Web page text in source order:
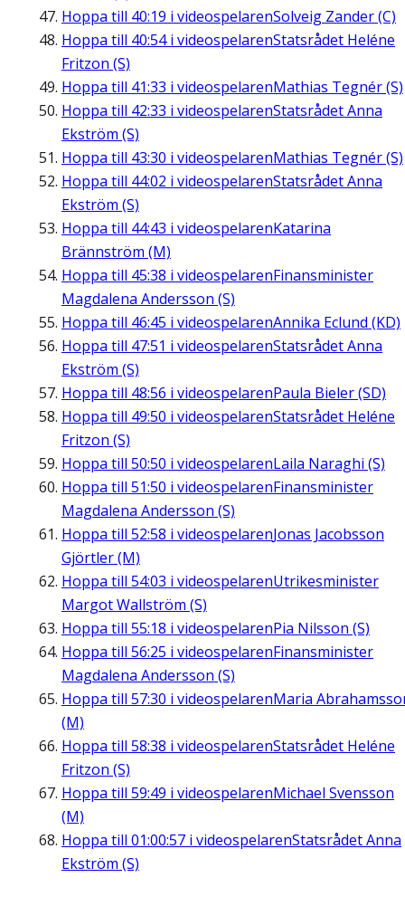
Hoppa till 40:19 i videospelarenSolveig Zander (C)
Hoppa till 40:54i videospelarenStatsrådet Heléne
Fritzon (S)
Hoppa till 41:33 i videospelarenMathias Tegnér (S)
Hoppa till 42:33 i videospelarenStatsrådet Anna
Ekström (S)
Hoppa till 43:30 i videospelarenMathias Tegnér (S)
Hoppa till 44:02 i videospelarenStatsrådet Anna
Ekström (S)
Hoppa till 44:43 i videospelarenKatarina
Brännström (M)
Hoppa till 45:38 i videospelarenFinansminister
Magdalena Andersson (S)
Hoppa till 46:45 i videospelarenAnnika Eclund (KD)
Hoppa till 47:51 i videospelarenStatsrådet Anna
Ekström (S)
Hoppa till 48:56 i videospelarenPaula Bieler (SD)
Hoppa till 49:50 i videospelarenStatsrådet Heléne
Fritzon (S)
Hoppa till 50:50 i videospelarenLaila Naraghi (S)
Hoppa till 51:50 i videospelarenFinansminister
Magdalena Andersson (S)
Hoppa till 52:58 i videospelarenJonas Jacobsson
Gjörtler (M)
Hoppa till 54:03 i videospelarenUtrikesminister
Margot Wallström (S)
Hoppa till 55:18 i videospelarenPia Nilsson (S)
Hoppa till 56:25 i videospelarenFinansminister
Magdalena Andersson (S)
Hoppa till 57:30 i videospelarenMaria
(M)
Hoppa till 58:38 i videospelarenStatsrådet Heléne
Fritzon (S)
Hoppa till 59:49 i videospelarenMichael Svensson
(M)
Hoppa till 01:00:57 i videospelarenStatsrådet Anna
Ekström (S)